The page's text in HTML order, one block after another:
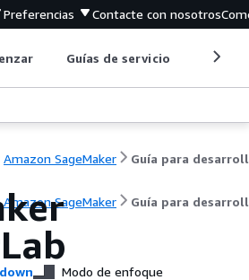
Preferencias Contacte con nosotros
Guías de servicio
Amazon SageMaker
Amazon SageMaker Guía para
Modo de enfoque